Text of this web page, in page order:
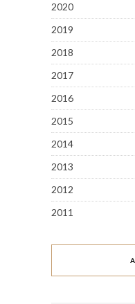
2020
2019
2018
2017
2016
2015
2014
2013
2012
2011